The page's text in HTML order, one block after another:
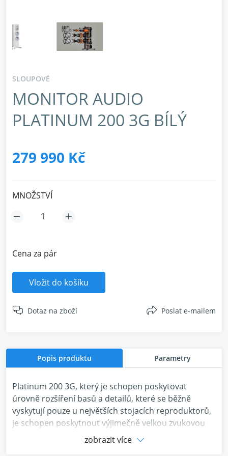
SLOUPOVÉ
MONITOR AUDIO
PLATINUM 200 3G BÍLÝ
279 990 Kč
MNOŽSTVÍ
Cena za pár
Vložit do košíku
Dotaz na zboží Poslat e-mailem
Popis produktu Parametry
Platinum 200 3G, který je schopen poskytovat
úrovně rozšíření basů a detailů, které se běžně
vyskytují pouze u největších stojacích reproduktorů,
je schopen poskytnout výjimečně velkou zvukovou
scénu z relativně malé formy. Nový měnič MPD III a
zobrazit více